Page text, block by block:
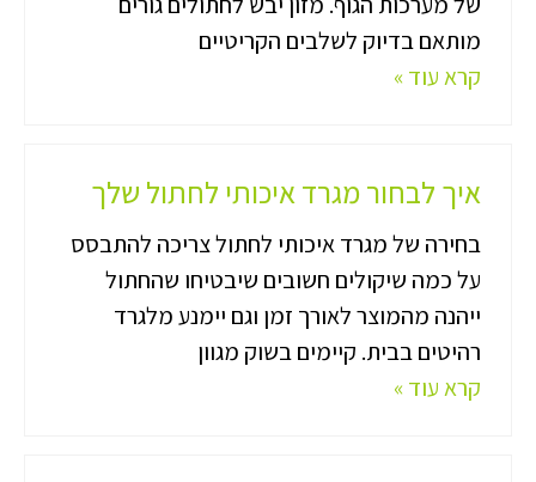
מותאם בדיוק לשלבים הקריטיים
קרא עוד »
איך לבחור מגרד איכותי לחתול שלך
בחירה של מגרד איכותי לחתול צריכה להתבסס
על כמה שיקולים חשובים שיבטיחו שהחתול
ייהנה מהמוצר לאורך זמן וגם יימנע מלגרד
רהיטים בבית. קיימים בשוק מגוון
קרא עוד »